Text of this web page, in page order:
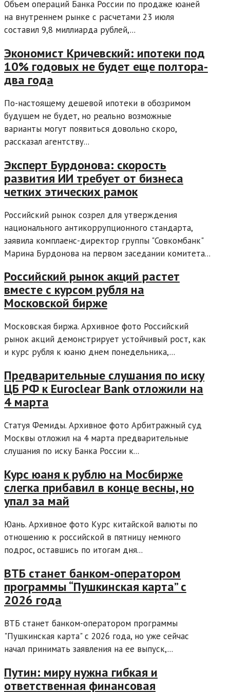
Объем операций Банка России по продаже юаней
на внутреннем рынке с расчетами 23 июля
составил 9,8 миллиарда рублей,...
Экономист Кричевский: ипотеки под
10% годовых не будет еще полтора-
два года
По-настоящему дешевой ипотеки в обозримом
будущем не будет, но реально возможные
варианты могут появиться довольно скоро,
рассказал агентству...
Эксперт Бурдонова: скорость
развития ИИ требует от бизнеса
четких этических рамок
Российский рынок созрел для утверждения
национального антикоррупционного стандарта,
заявила комплаенс-директор группы "Совкомбанк"
Марина Бурдонова на первом заседании комитета...
Российский рынок акций растет
вместе с курсом рубля на
Московской бирже
Московская биржа. Архивное фото Российский
рынок акций демонстрирует устойчивый рост, как
и курс рубля к юаню днем понедельника,...
Предварительные слушания по иску
ЦБ РФ к Euroclear Bank отложили на
4 марта
Статуя Фемиды. Архивное фото Арбитражный суд
Москвы отложил на 4 марта предварительные
слушания по иску Банка России к...
Курс юаня к рублю на Мосбирже
слегка прибавил в конце весны, но
упал за май
Юань. Архивное фото Курс китайской валюты по
отношению к российской в пятницу немного
подрос, оставшись по итогам дня...
ВТБ станет банком-оператором
программы “Пушкинская карта” с
2026 года
ВТБ станет банком-оператором программы
"Пушкинская карта" с 2026 года, но уже сейчас
начал принимать заявления на ее выпуск,...
Путин: миру нужна гибкая и
ответственная финансовая